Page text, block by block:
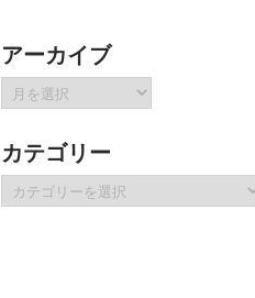
アーカイブ
ア
ー
イ
ブ
カテゴリー
テ